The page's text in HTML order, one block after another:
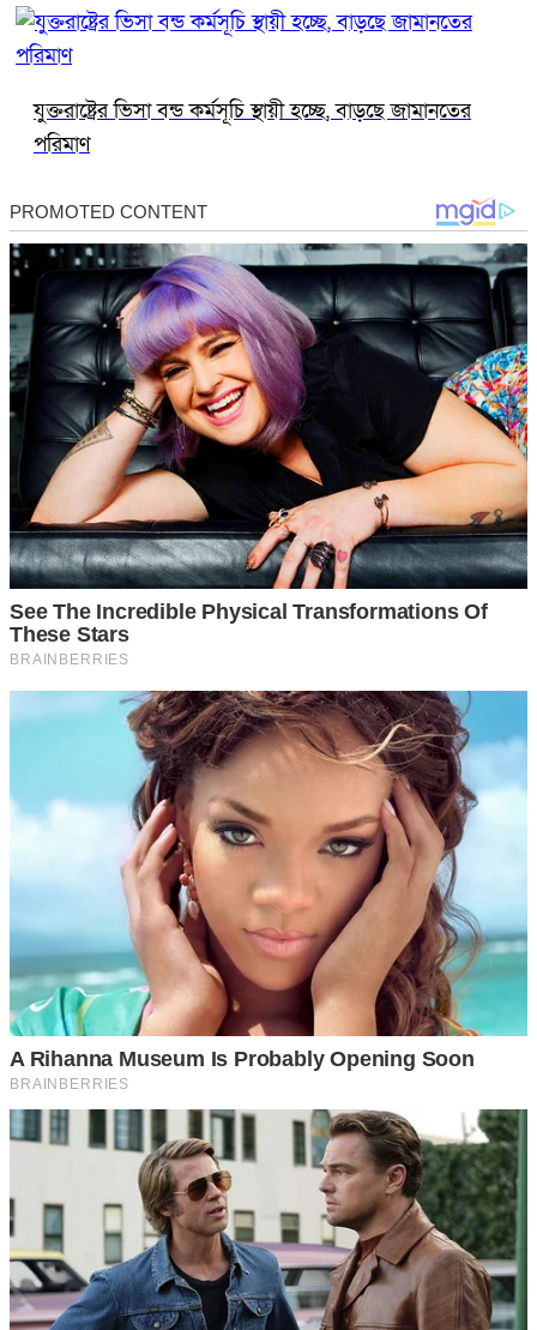
যুক্তরাষ্ট্রের ভিসা বন্ড কর্মসূচি স্থায়ী হচ্ছে, বাড়ছে জামানতের
পরিমাণ